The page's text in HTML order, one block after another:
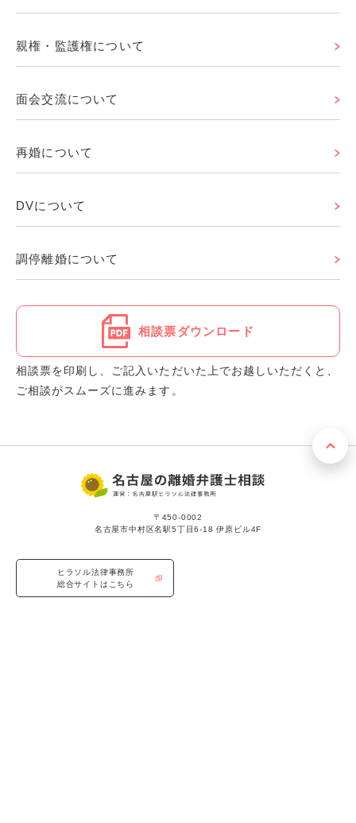
親権・監護権について
面会交流について
再婚について
DVについて
調停離婚について
相談票ダウンロード
相談票を印刷し、ご記入いただいた上でお越しいただくと、
ご相談がスムーズに進みます。
〒450-0002
名古屋市中村区名駅5丁目6-18 伊原ビル4F
ヒラソル法律事務所
総合サイトはこちら